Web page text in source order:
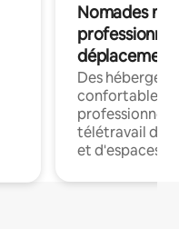
Nomades
déplacement
Des
confortables
professionnels
télétravail
et d'espaces